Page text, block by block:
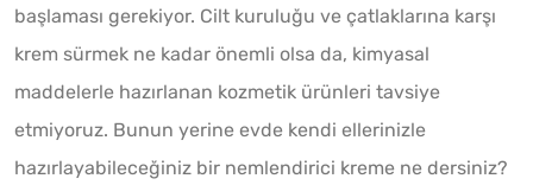
başlaması gerekiyor. Cilt kuruluğu ve çatlaklarına karşı
krem sürmek ne kadar önemli olsa da, kimyasal
maddelerle hazırlanan kozmetik ürünleri tavsiye
etmiyoruz. Bunun yerine evde kendi ellerinizle
hazırlayabileceğiniz bir nemlendirici kreme ne dersiniz?